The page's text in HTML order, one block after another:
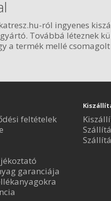
ról ingyenes
Továbbá léteznek
a termék mellé
feltételek
garanciája